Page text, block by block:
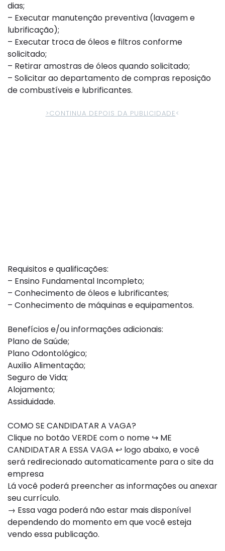
dias;
– Executar manutenção preventiva (lavagem e
lubrificação);
– Executar troca de óleos e filtros conforme
solicitado;
– Retirar amostras de óleos quando solicitado;
– Solicitar ao departamento de compras reposição
de combustíveis e lubrificantes.
>CONTINUA DEPOIS DA PUBLICIDADE<
Requisitos e qualificações:
– Ensino Fundamental Incompleto;
– Conhecimento de óleos e lubrificantes;
– Conhecimento de máquinas e equipamentos.
Benefícios e/ou informações adicionais:
Plano de Saúde;
Plano Odontológico;
Auxilio Alimentação;
Seguro de Vida;
Alojamento;
Assiduidade.
COMO SE CANDIDATAR A VAGA?
Clique no botão VERDE com o nome ↪ ME
CANDIDATAR A ESSA VAGA ↩ logo abaixo, e você
será redirecionado automaticamente para o site da
empresa
Lá você poderá preencher as informações ou anexar
seu currículo.
→ Essa vaga poderá não estar mais disponível
dependendo do momento em que você esteja
vendo essa publicação.